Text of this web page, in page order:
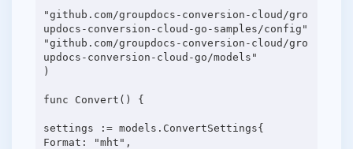
"github.com/groupdocs-conversion-cloud/gro
updocs-conversion-cloud-go-samples/config"
"github.com/groupdocs-conversion-cloud/gro
updocs-conversion-cloud-go/models"
)
func Convert() {
settings := models.ConvertSettings{
Format: "mht",